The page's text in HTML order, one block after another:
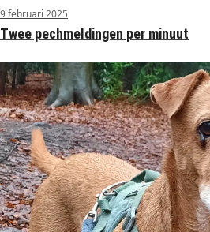
9 februari 2025
Twee pechmeldingen per minuut